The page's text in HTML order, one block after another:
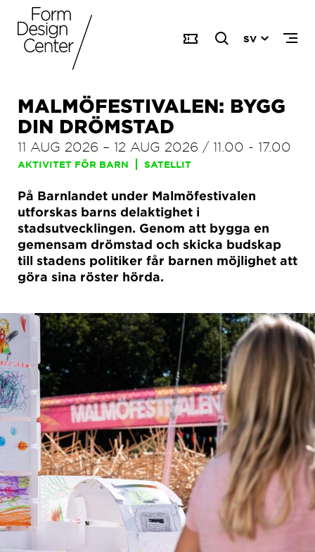
SV
MALMÖFESTIVALEN: BYGG
DIN DRÖMSTAD
11 AUG 2026 – 12 AUG 2026 / 11.00 - 17.00
AKTIVITET FÖR BARN SATELLIT
På Barnlandet under Malmöfestivalen
utforskas barns delaktighet i
stadsutvecklingen. Genom att bygga en
gemensam drömstad och skicka budskap
till stadens politiker får barnen möjlighet att
göra sina röster hörda.